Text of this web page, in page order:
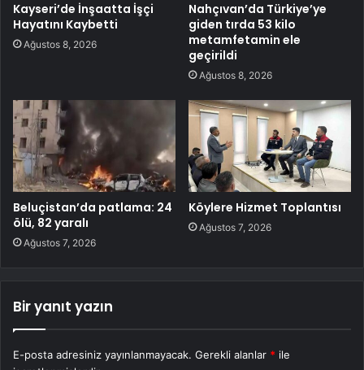
Kayseri’de İnşaatta İşçi
Hayatını Kaybetti
Ağustos 8, 2026
Nahçıvan’da Türkiye’ye
giden tırda 53 kilo
metamfetamin ele
geçirildi
Ağustos 8, 2026
Beluçistan’da patlama: 24
ölü, 82 yaralı
Ağustos 7, 2026
Köylere Hizmet Toplantısı
Ağustos 7, 2026
Bir yanıt yazın
E-posta adresiniz yayınlanmayacak. Gerekli alanlar * ile